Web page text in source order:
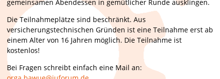
gemeinsamen Abendessen in gemütlicher Runde ausklingen.
Die Teilnahmeplätze sind beschränkt. Aus
versicherungstechnischen Gründen ist eine Teilnahme erst ab
einem Alter von 16 Jahren möglich. Die Teilnahme ist
kostenlos!
Bei Fragen schreibt einfach eine Mail an: